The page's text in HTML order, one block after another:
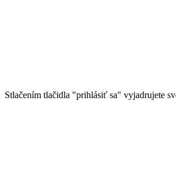
Stlačením tlačidla "prihlásiť sa" vyjadrujete